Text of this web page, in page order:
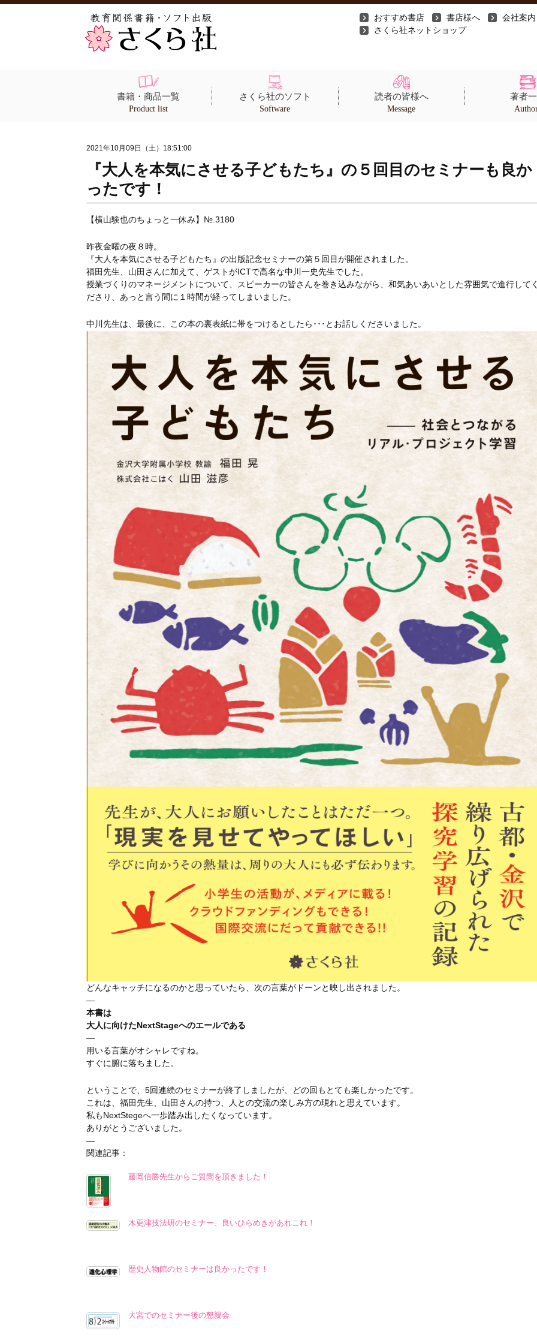
おすすめ書店 書店様へ 会社案内
さくら社ネットショップ
書籍・商品一覧
Product list
さくら社のソフト
Software
読者の皆様へ
Message
著者
2021年10月09日（土）18:51:00
『大人を本気にさせる子どもたち』の５回目のセミナーも良か
ったです！
【横山験也のちょっと一休み】№.3180
昨夜金曜の夜８時。
『大人を本気にさせる子どもたち』の出版記念セミナーの第５回目が開催されました。
福田先生、山田さんに加えて、ゲストがICTで高名な中川一史先生でした。
授業づくりのマネージメントについて、スピーカーの皆さんを巻き込みながら、和気あいあいとした雰囲気で進行してく
ださり、あっと言う間に１時間が経ってしまいました。
中川先生は、最後に、この本の裏表紙に帯をつけるとしたら･･･とお話しくださいました。
どんなキャッチになるのかと思っていたら、次の言葉がドーンと映し出されました。
—
本書は
大人に向けたNextStageへのエールである
—
用いる言葉がオシャレですね。
すぐに腑に落ちました。
ということで、5回連続のセミナーが終了しましたが、どの回もとても楽しかったです。
これは、福田先生、山田さんの持つ、人との交流の楽しみ方の現れと思えています。
私もNextStegeへ一歩踏み出したくなっています。
ありがとうございました。
—
関連記事：
藤岡信勝先生からご質問を頂きました！
木更津技法研のセミナー、良いひらめきがあれこれ！
歴史人物館のセミナーは良かったです！
大宮でのセミナー後の懇親会